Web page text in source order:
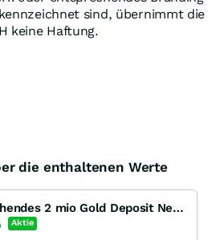
sind, übernimmt die
keine Haftung.
die enthaltenen Werte
Lahontan Gold bestehendes 2 mio Gold Deposit Nevada und Minenstart absehbar
Aktie